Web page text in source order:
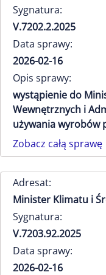
Sygnatura:
V.7202.2.2025
Data sprawy:
2026-02-16
Opis sprawy:
wystąpienie do
Wewnętrznych i
używania wyrobów
Zobacz całą sprawę
Adresat:
Minister Klimatu i
Sygnatura:
V.7203.92.2025
Data sprawy:
2026-02-16